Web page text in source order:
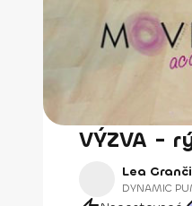
VÝZVA -
Lea
DYNAMIC